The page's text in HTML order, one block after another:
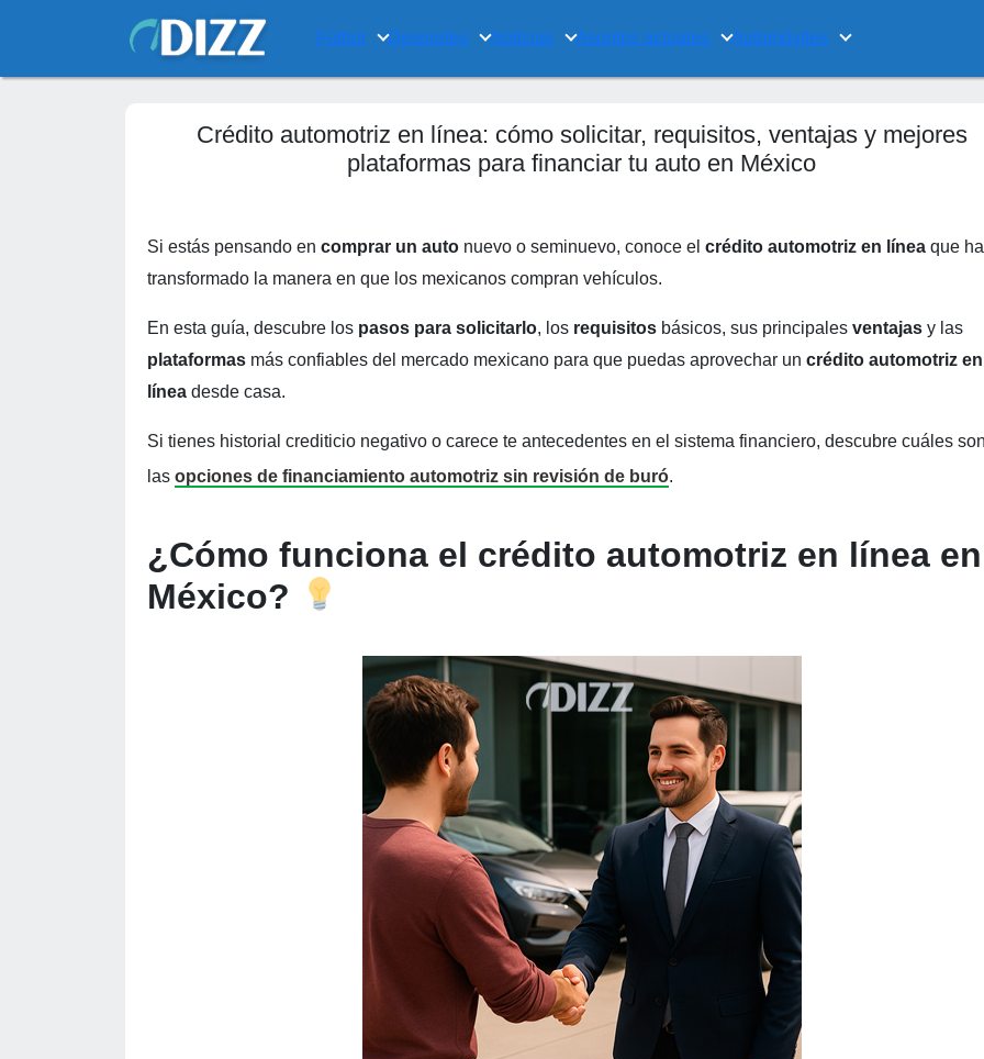
Fútbol Desportes Noticias Asuntos actuales Automóviles
Crédito automotriz en línea: cómo solicitar, requisitos, ventajas y mejores
plataformas para financiar tu auto en México
Si estás pensando en comprar un auto nuevo o seminuevo, conoce el crédito automotriz en línea que ha
transformado la manera en que los mexicanos compran vehículos.
En esta guía, descubre los pasos para solicitarlo, los requisitos básicos, sus principales ventajas y las
plataformas más confiables del mercado mexicano para que puedas aprovechar un crédito automotriz en
línea desde casa.
Si tienes historial crediticio negativo o carece te antecedentes en el sistema financiero, descubre cuáles
las opciones de financiamiento automotriz sin revisión de buró.
¿Cómo funciona el crédito automotriz en línea en
México?